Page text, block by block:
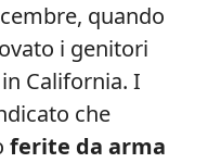
quando
i genitori
California. I
che
ferite da arma